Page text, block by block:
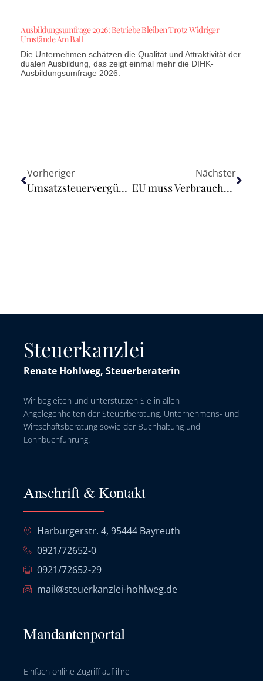
Ausbildungsumfrage 2026: Betriebe Bleiben Trotz Widriger
Umstände Am Ball
Die Unternehmen schätzen die Qualität und Attraktivität der
dualen Ausbildung, das zeigt einmal mehr die DIHK-
Ausbildungsumfrage 2026.
Vorheriger
Umsatzsteuervergünstigungen auf Grund des Ergänzungsabkommens zum Protokoll über die NATO-Hauptquartiere und Umsatzsteuerbefreiung nach § 4 Nr. 7 Satz 1 Buchstabe d UStG
Nächster
EU muss Verbraucher:innen vor Täuschung und Falschinformationen schützen
Steuerkanzlei
Renate Hohlweg, Steuerberaterin
Wir begleiten und unterstützen Sie in allen
Angelegenheiten der Steuerberatung, Unternehmens- und
Wirtschaftsberatung sowie der Buchhaltung und
Lohnbuchführung.
Anschrift & Kontakt
Harburgerstr. 4, 95444 Bayreuth
0921/72652-0
0921/72652-29
mail@steuerkanzlei-hohlweg.de
Mandantenportal
Einfach online Zugriff auf ihre